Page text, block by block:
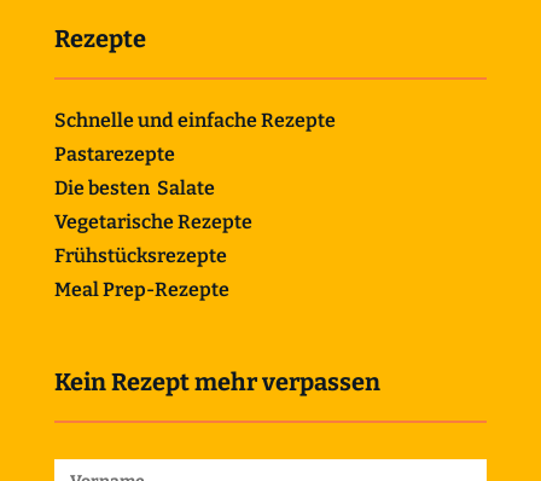
Rezepte
Schnelle und einfache Rezepte
Pastarezepte
Die besten Salate
Vegetarische Rezepte
Frühstücksrezepte
Meal Prep-Rezepte
Kein Rezept mehr verpassen